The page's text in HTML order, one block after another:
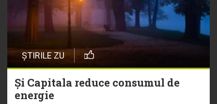
ȘTIRILE ZU
Și Capitala reduce consumul de
energie